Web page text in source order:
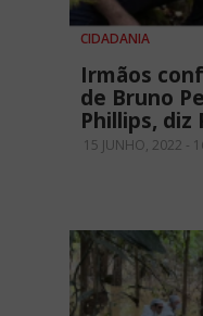
CIDADANIA
Irmãos
de Bruno
Phillips, diz
15 JUNHO, 2022 -